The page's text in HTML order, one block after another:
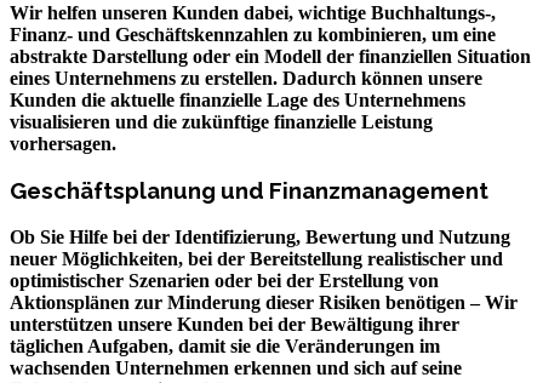
Wir helfen unseren Kunden dabei, wichtige Buchhaltungs-,
Finanz- und Geschäftskennzahlen zu kombinieren, um eine
abstrakte Darstellung oder ein Modell der finanziellen Situation
eines Unternehmens zu erstellen. Dadurch können unsere
Kunden die aktuelle finanzielle Lage des Unternehmens
visualisieren und die zukünftige finanzielle Leistung
vorhersagen.
Geschäftsplanung und Finanzmanagement
Ob Sie Hilfe bei der Identifizierung, Bewertung und Nutzung
neuer Möglichkeiten, bei der Bereitstellung realistischer und
optimistischer Szenarien oder bei der Erstellung von
Aktionsplänen zur Minderung dieser Risiken benötigen – Wir
unterstützen unsere Kunden bei der Bewältigung ihrer
täglichen Aufgaben, damit sie die Veränderungen im
wachsenden Unternehmen erkennen und sich auf seine